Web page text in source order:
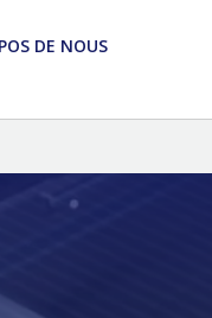
DE NOUS